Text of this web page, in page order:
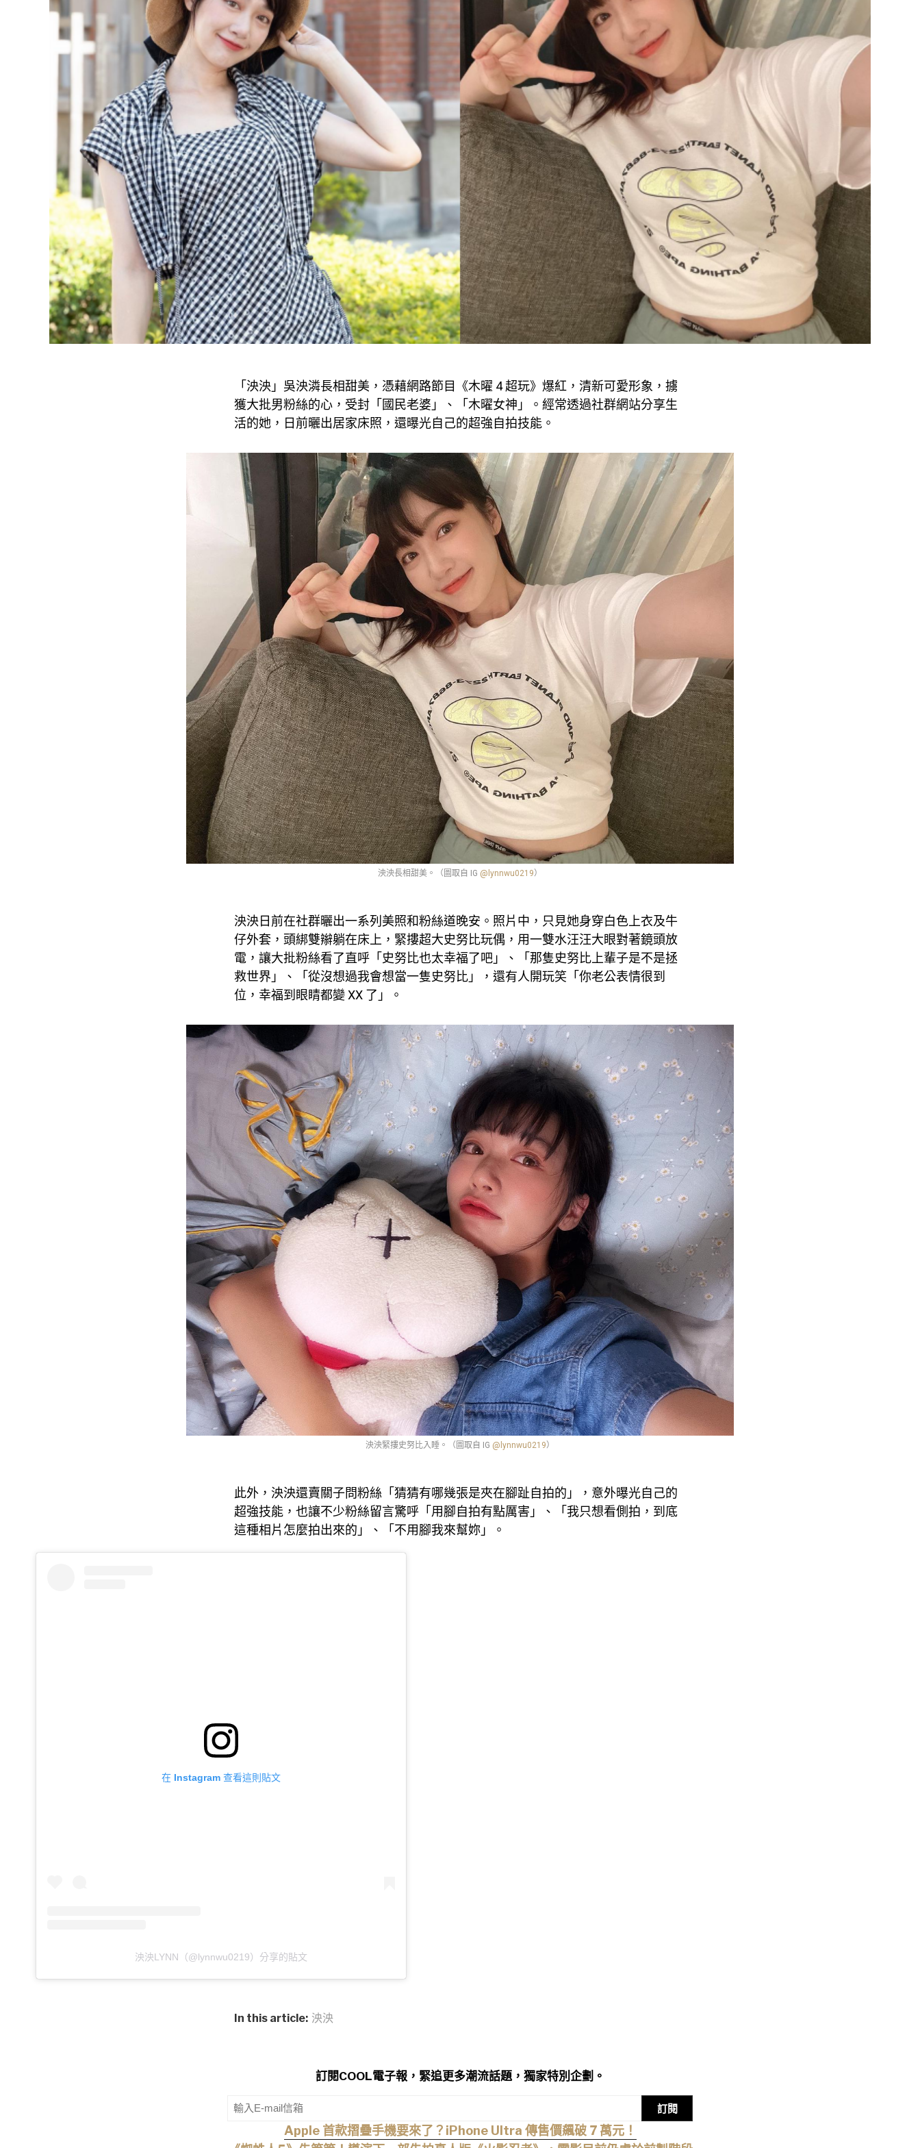
「泱泱」吳泱潾長相甜美，憑藉網路節目《木曜 4 超玩》爆紅，清新可愛形象，擄
獲大批男粉絲的心，受封「國民老婆」、「木曜女神」。經常透過社群網站分享生
活的她，日前曬出居家床照，還曝光自己的超強自拍技能。
泱泱長相甜美。（圖取自 IG @lynnwu0219）
泱泱日前在社群曬出一系列美照和粉絲道晚安。照片中，只見她身穿白色上衣及牛
仔外套，頭綁雙辮躺在床上，緊摟超大史努比玩偶，用一雙水汪汪大眼對著鏡頭放
電，讓大批粉絲看了直呼「史努比也太幸福了吧」、「那隻史努比上輩子是不是拯
救世界」、「從沒想過我會想當一隻史努比」，還有人開玩笑「你老公表情很到
位，幸福到眼睛都變 XX 了」。
泱泱緊摟史努比入睡。（圖取自 IG @lynnwu0219）
此外，泱泱還賣關子問粉絲「猜猜有哪幾張是夾在腳趾自拍的」，意外曝光自己的
超強技能，也讓不少粉絲留言驚呼「用腳自拍有點厲害」、「我只想看側拍，到底
這種相片怎麼拍出來的」、「不用腳我來幫妳」。
在 Instagram 查看這則貼文
泱泱LYNN（@lynnwu0219）分享的貼文
In this article: 泱泱
訂閱COOL電子報，緊追更多潮流話題，獨家特別企劃。
訂閱
Apple 首款摺疊手機要來了？iPhone Ultra 傳售價飆破 7 萬元！